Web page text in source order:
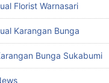
Florist Warnasari
Karangan Bunga
Bunga Sukabumi